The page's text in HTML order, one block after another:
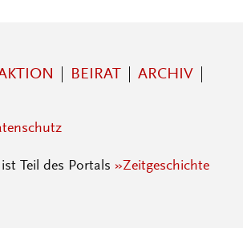
BEIRAT
ARCHIV
Teil des Portals »Zeitgeschichte